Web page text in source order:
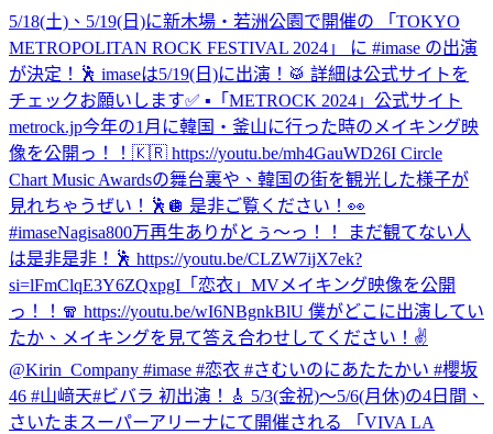
5/18(土)、5/19(日)に新木場・若洲公園で開催の 「TOKYO
METROPOLITAN ROCK FESTIVAL 2024」 に #imase の出演
が決定！🕺 imaseは5/19(日)に出演！🥁 詳細は公式サイトを
チェックお願いします✅ ▪︎「METROCK 2024」公式サイト
metrock.jp今年の1月に韓国・釜山に行った時のメイキング映
像を公開っ！！🇰🇷 https://youtu.be/mh4GauWD26I Circle
Chart Music Awardsの舞台裏や、韓国の街を観光した様子が
見れちゃうぜい！🕺🪩 是非ご覧ください！👀
#imaseNagisa800万再生ありがとぅ〜っ！！ まだ観てない人
は是非是非！🕺 https://youtu.be/CLZW7ijX7ek?
si=lFmClqE3Y6ZQxpgI 「恋衣」MVメイキング映像を公開
っ！！🧣 https://youtu.be/wI6NBgnkBlU 僕がどこに出演してい
たか、メイキングを見て答え合わせしてください！✌️
@Kirin_Company #imase #恋衣 #さむいのにあたたかい #櫻坂
46 #山﨑天#ビバラ 初出演！🎸 5/3(金祝)〜5/6(月休)の4日間、
さいたまスーパーアリーナにて開催される 「VIVA LA